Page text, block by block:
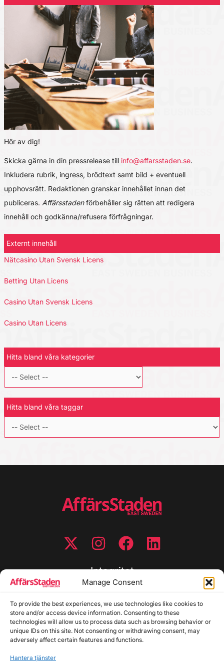
Manage Consent
To provide the best experiences, we use technologies like cookies to
store and/or access device information. Consenting to these
technologies will allow us to process data such as browsing behavior or
unique IDs on this site. Not consenting or withdrawing consent, may
adversely affect certain features and functions.
Hantera tjänster
Hör av dig!
Skicka gärna in din pressrelease till info@affarsstaden.se.
Inkludera rubrik, ingress, brödtext samt bild + eventuell
upphovsrätt. Redaktionen granskar innehållet innan det
publiceras. Affärsstadenförbehåller sig rätten att redigera
innehåll och godkänna/refusera förfrågningar.
Externt innehåll
Nätcasino Utan Svensk Licens
Betting Utan Licens
Casino Utan Svensk Licens
Casino Utan Licens
Hitta bland våra kategorier
Hitta bland våra taggar
Integritet
Cookiepolicy
Disclaimer
Redaktionell policy
Utgivarinformation